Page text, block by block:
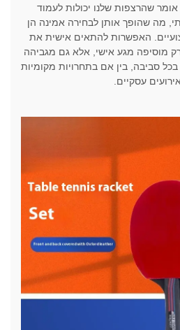
שהרצפות שלנו יכולות לעמוד
מה שהופך אותן לבחירה אמינה הן
האפשרות להתאים אישית את
מוסיפה מגע אישי, אלא גם מגביהה
סביבה, בין אם בתחרויות מקומיות
עסקיים.